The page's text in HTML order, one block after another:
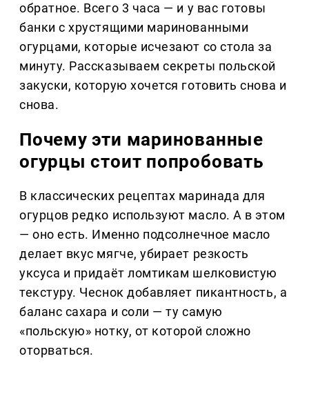
обратное. Всего 3 часа — и у вас готовы
банки с хрустящими маринованными
огурцами, которые исчезают со стола за
минуту. Рассказываем секреты польской
закуски, которую хочется готовить снова и
снова.
Почему эти маринованные
огурцы стоит попробовать
В классических рецептах маринада для
огурцов редко используют масло. А в этом
— оно есть. Именно подсолнечное масло
делает вкус мягче, убирает резкость
уксуса и придаёт ломтикам шелковистую
текстуру. Чеснок добавляет пикантность, а
баланс сахара и соли — ту самую
«польскую» нотку, от которой сложно
оторваться.